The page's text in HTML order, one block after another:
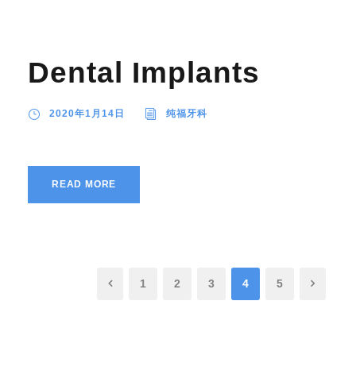
Dental Implants
2020年1月14日 纯福牙科
READ MORE
1 2 3 4 5